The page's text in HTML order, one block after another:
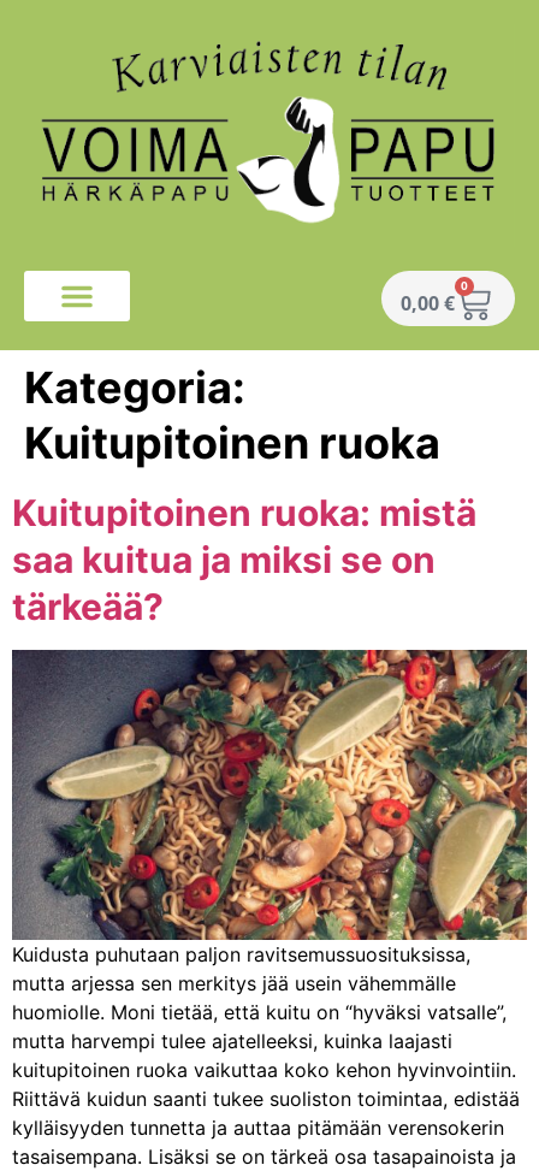
0,00€
0
Kategoria:
Kuitupitoinen ruoka
Kuitupitoinen ruoka: mistä
saa kuitua ja miksi se on
tärkeää?
Kuidusta puhutaan paljon ravitsemussuosituksissa,
mutta arjessa sen merkitys jää usein vähemmälle
huomiolle. Moni tietää, että kuitu on “hyväksi vatsalle”,
mutta harvempi tulee ajatelleeksi, kuinka laajasti
kuitupitoinen ruoka vaikuttaa koko kehon hyvinvointiin.
Riittävä kuidun saanti tukee suoliston toimintaa, edistää
kylläisyyden tunnetta ja auttaa pitämään verensokerin
tasaisempana. Lisäksi se on tärkeä osa tasapainoista ja